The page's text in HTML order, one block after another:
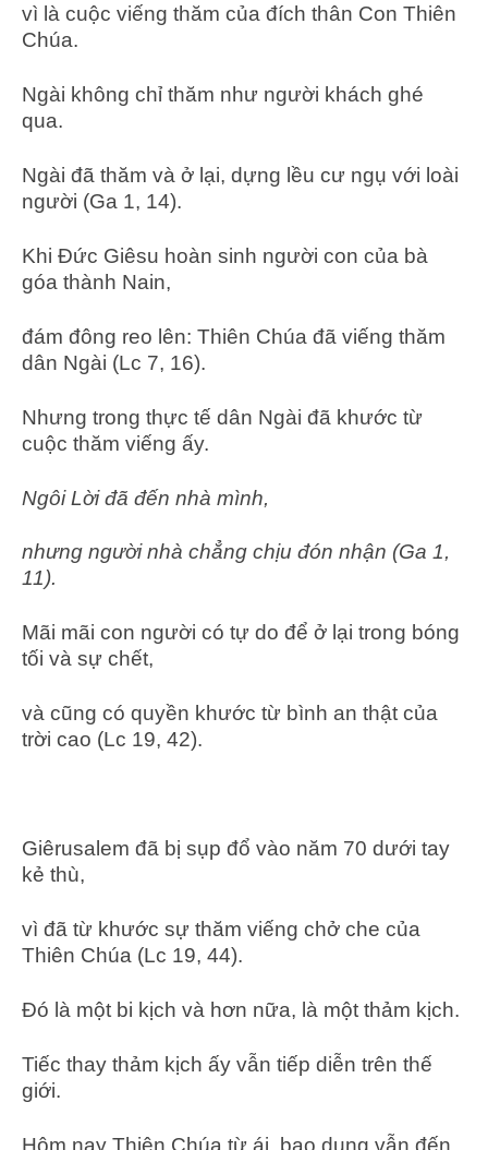
vì là cuộc viếng thăm của đích thân Con Thiên
Chúa.
Ngài không chỉ thăm như người khách ghé
qua.
Ngài đã thăm và ở lại, dựng lều cư ngụ với loài
người (Ga 1, 14).
Khi Đức Giêsu hoàn sinh người con của bà
góa thành Nain,
đám đông reo lên: Thiên Chúa đã viếng thăm
dân Ngài (Lc 7, 16).
Nhưng trong thực tế dân Ngài đã khước từ
cuộc thăm viếng ấy.
Ngôi Lời đã đến nhà mình,
nhưng người nhà chẳng chịu đón nhận (Ga 1,
11).
Mãi mãi con người có tự do để ở lại trong bóng
tối và sự chết,
và cũng có quyền khước từ bình an thật của
trời cao (Lc 19, 42).
Giêrusalem đã bị sụp đổ vào năm 70 dưới tay
kẻ thù,
vì đã từ khước sự thăm viếng chở che của
Thiên Chúa (Lc 19, 44).
Đó là một bi kịch và hơn nữa, là một thảm kịch.
Tiếc thay thảm kịch ấy vẫn tiếp diễn trên thế
giới.